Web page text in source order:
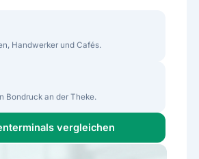
Handwerker und Cafés.
Bondruck an der Theke.
vergleichen